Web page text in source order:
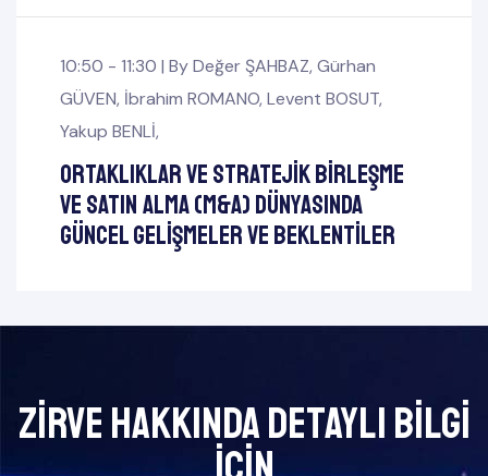
10:50 - 11:30 | ByDeğer ŞAHBAZ, Gürhan
GÜVEN, İbrahim ROMANO, Levent BOSUT,
Yakup BENLİ,
Ortaklıklar ve Stratejik Birleşme
ve Satın Alma (M&A) Dünyasında
Güncel Gelişmeler ve Beklentiler
Zirve Hakkında Detaylı bilgi